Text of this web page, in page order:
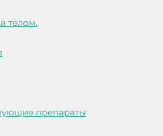
телом.
препараты